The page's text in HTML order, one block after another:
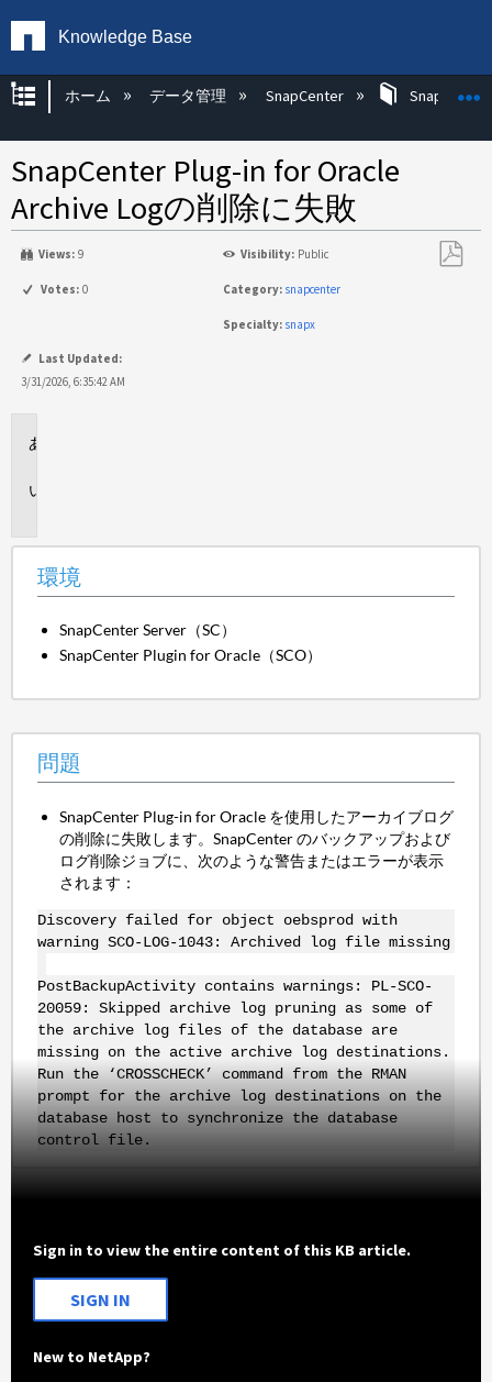
Knowledge Base
グローバル階層を展開/折りたたむ
ホーム データ管理 SnapCenter SnapCenter
SnapCenter Plug-in for Oracle
Archive Logの削除に失敗
Views: 9 Visibility: Public
Votes: 0 Category: snapcenter
Specialty: snapx
Last Updated:
3/31/2026, 6:35:42 AM
環境
SnapCenter Server（SC）
SnapCenter Plugin for Oracle（SCO）
問題
SnapCenter Plug-in for Oracle を使用したアーカイブログ
の削除に失敗します。SnapCenter のバックアップおよび
ログ削除ジョブに、次のような警告またはエラーが表示
されます：
Discovery failed for object oebsprod with
warning SCO-LOG-1043: Archived log file missing
PostBackupActivity contains warnings: PL-SCO-
20059: Skipped archive log pruning as some of
the archive log files of the database are
missing on the active archive log destinations.
Run the ‘CROSSCHECK’ command from the RMAN
prompt for the archive log destinations on the
database host to synchronize the database
control file.
Sign in to view the entire content of this KB article.
SIGN IN
New to NetApp?